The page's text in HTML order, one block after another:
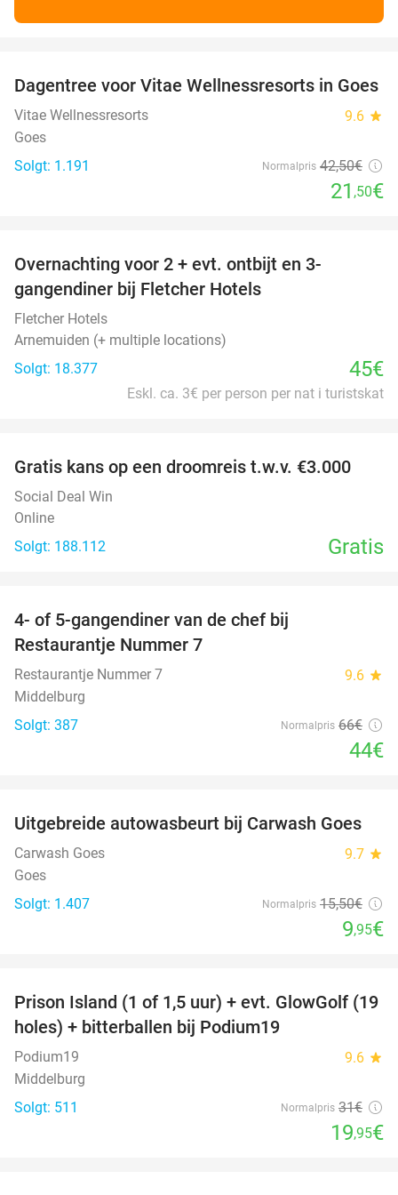
49%
Dagentree voor Vitae Wellnessresorts in Goes
Vitae Wellnessresorts 9.6 star
Goes
Solgt: 1.191
Normalpris 42,50€
21 ,50€
Overnachting voor 2 + evt. ontbijt en 3-
gangendiner bij Fletcher Hotels
Fletcher Hotels
Arnemuiden (+ multiple locations)
Solgt: 18.377
45€
Eskl. ca. 3€ per person per nat i turistskat
Gratis kans op een droomreis t.w.v. €3.000
Social Deal Win
Online
Solgt: 188.112
Gratis
4- of 5-gangendiner van de chef bij
Restaurantje Nummer 7
Restaurantje Nummer 7 9.6 star
Middelburg
Solgt: 387
Normalpris 66€
44€
36%
Uitgebreide autowasbeurt bij Carwash Goes
Carwash Goes 9.7 star
Goes
Solgt: 1.407
Normalpris 15,50€
9,95€
36%
Prison Island (1 of 1,5 uur) + evt. GlowGolf (19
holes) + bitterballen bij Podium19
Podium19 9.6 star
Middelburg
Solgt: 511
Normalpris 31€
19,95€